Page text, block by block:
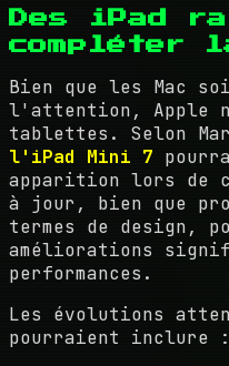
Des iPad
compléter la
Bien que les Mac
l'attention, Apple
tablettes. Selon
l'iPad Mini 7
apparition lors de
à jour, bien que
termes de design,
améliorations
performances.
Les évolutions
pourraient inclure :